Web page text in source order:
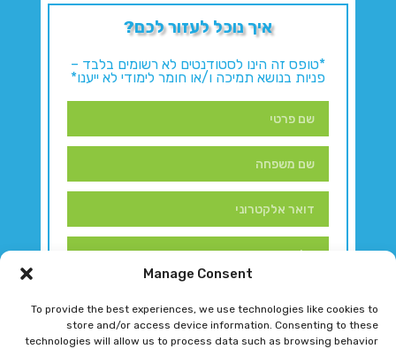
Manage Consent
To provide the best experiences, we use technologies like cookies to
store and/or access device information. Consenting to these
technologies will allow us to process data such as browsing behavior
איך נוכל לעזור לכם?
*טופס זה הינו לסטודנטים לא רשומים בלבד –
פניות בנושא תמיכה ו/או חומר לימודי לא ייענו*